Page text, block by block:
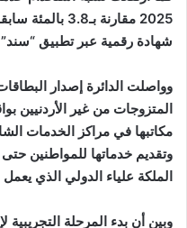
شهادة رقمية عبر تطبيق “سند”
وواصلت الدائرة إصدار البطاقات
وتقديم خدماتها للمواطنين
الملكة علياء الدولي الذي
وبين أن بدء المرحلة التجريبية